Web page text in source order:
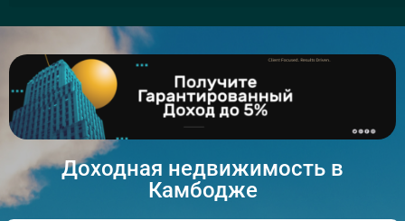
Доходная недвижимость в
Камбодже